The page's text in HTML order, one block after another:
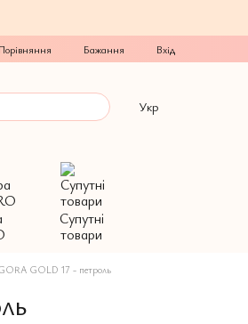
Порівняння Бажання Вхід
Укр
Супутні
товари
GOLD 17 - петроль